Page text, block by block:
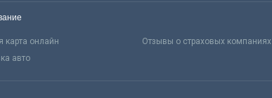
карта онлайн Отзывы о страховых компаниях
авто